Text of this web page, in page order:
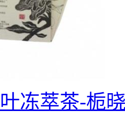
冻萃茶-栀